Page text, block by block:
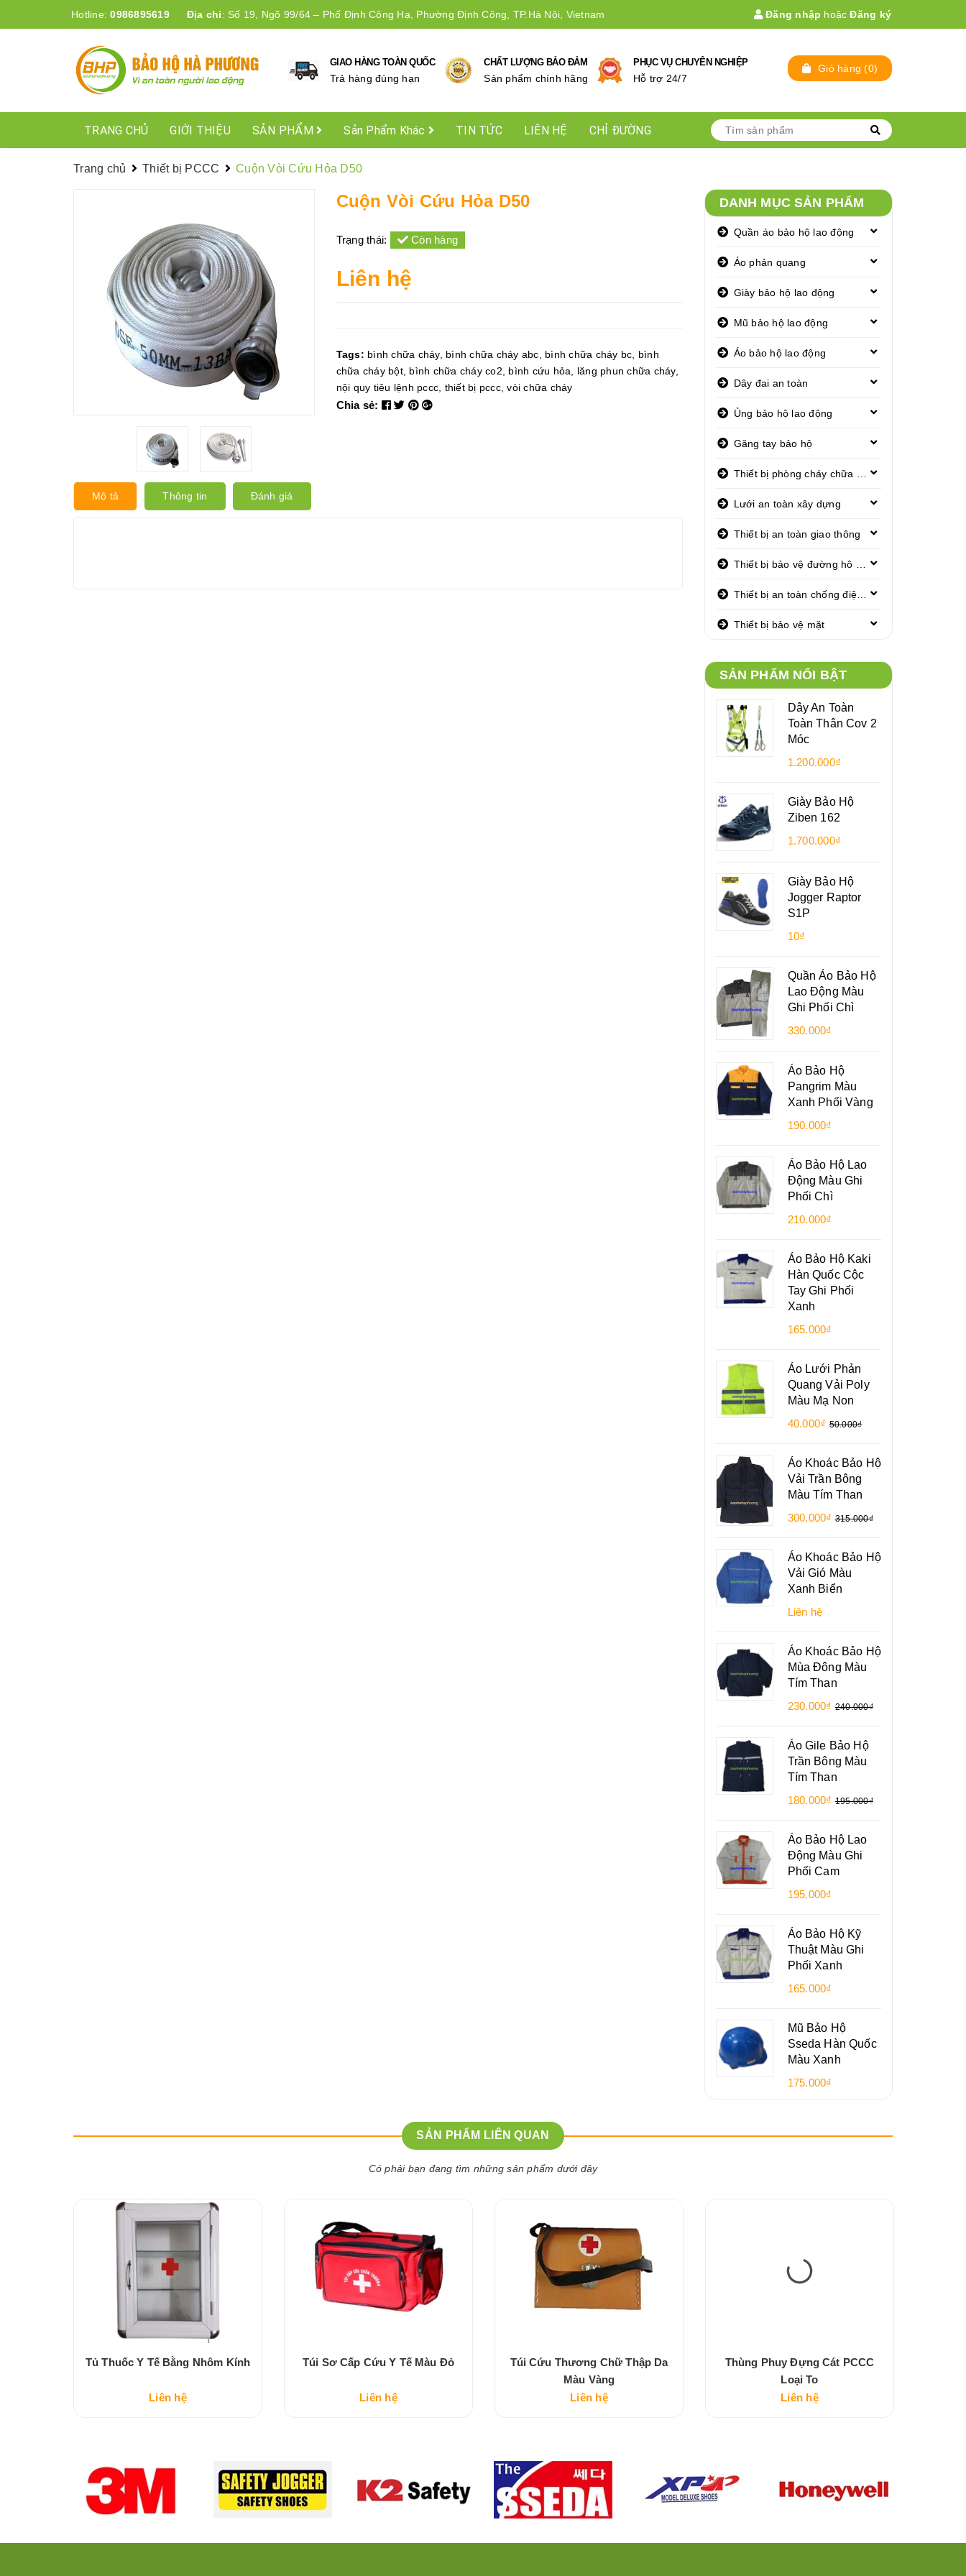
Hotline:0986895619 Địa chỉ: Số 19, Ngõ 99/64 – Phố Định Công Hạ, Phường Định Công, TP.Hà Nội, Vietnam Đăng nhập hoặc Đăng ký
GIAO HÀNG TOÀN QUỐC
Trả hàng đúng hạn
CHẤT LƯỢNG BẢO ĐẢM
Sản phẩm chính hãng
PHỤC VỤ CHUYÊN NGHIỆP
Hỗ trợ 24/7
Giỏ hàng (0)
TRANG CHỦ GIỚI THIỆU SẢN PHẨM Sản Phẩm Khác TIN TỨC LIÊN HỆ CHỈ ĐƯỜNG
Trang chủ Thiết bị PCCC Cuộn Vòi Cứu Hỏa D50
Cuộn Vòi Cứu Hỏa D50
Trạng thái: Còn hàng
Liên hệ
Tags: bình chữa cháy, bình chữa cháy abc bình chữa cháy bc
bình
chữa cháy bột, bình chữa cháy co2 bình cứu hỏa lăng phun chữa cháy,
nội quy tiêu lệnh pccc thiết bị pccc,vòi chữa cháy
Chia sẻ:
Mô tả Thông tin Đánh giá
DANH MỤC SẢN PHẨM
Quần áo bảo hộ lao động
Áo phản quang
Giày bảo hộ lao động
Mũ bảo hộ lao động
Áo bảo hộ lao động
Dây đai an toàn
Ủng bảo hộ lao động
Găng tay bảo hộ
Lưới an toàn xây dựng
Thiết bị an toàn giao thông
Thiết bị bảo vệ mặt
SẢN PHẨM NỔI BẬT
Dây An Toàn
Toàn Thân Cov 2
Móc
1.200.000₫
Giày Bảo Hộ
Ziben 162
1.700.000₫
Giày Bảo Hộ
Jogger Raptor
S1P
10₫
Quần Áo Bảo Hộ
Lao Động Màu
Ghi Phối Chì
330.000₫
Áo Bảo Hộ
Pangrim Màu
Xanh Phối Vàng
190.000₫
Áo Bảo Hộ Lao
Động Màu Ghi
Phối Chì
210.000₫
Áo Bảo Hộ Kaki
Hàn Quốc Cộc
Tay Ghi Phối
Xanh
165.000₫
Áo Lưới Phản
Quang Vải Poly
Màu Mạ Non
40.000₫ 50.000₫
Áo Khoác Bảo Hộ
Vải Trần Bông
Màu Tím Than
300.000₫ 315.000₫
Áo Khoác Bảo Hộ
Vải Gió Màu
Xanh Biển
Liên hệ
Áo Khoác Bảo Hộ
Mùa Đông Màu
Tím Than
230.000₫ 240.000₫
Áo Gile Bảo Hộ
Trần Bông Màu
Tím Than
180.000₫ 195.000₫
Áo Bảo Hộ Lao
Động Màu Ghi
Phối Cam
195.000₫
Áo Bảo Hộ Kỹ
Thuật Màu Ghi
Phối Xanh
165.000₫
Mũ Bảo Hộ
Sseda Hàn Quốc
Màu Xanh
175.000₫
SẢN PHẨM LIÊN QUAN
Có phải bạn đang tìm những sản phẩm dưới đây
Tủ Thuốc Y Tế Bằng Nhôm Kính
Liên hệ
Túi Sơ Cấp Cứu Y Tế Màu Đỏ
Liên hệ
Túi Cứu Thương Chữ Thập Da
Màu Vàng
Liên hệ
Thùng Phuy Đựng Cát PCCC
Loại To
Liên hệ